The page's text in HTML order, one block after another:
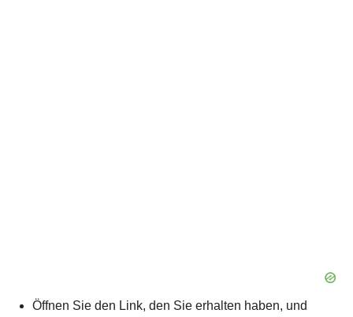
Öffnen Sie den Link, den Sie erhalten haben, und